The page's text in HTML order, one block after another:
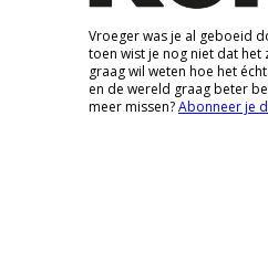
Vroeger was je al geboeid
toen wist je nog niet dat het
graag wil weten hoe het
en de wereld graag beter
meer missen?Abonneer je